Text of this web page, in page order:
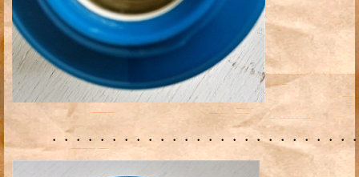
・・・・・・・・・・・・・・・・・・・・・・・・・・